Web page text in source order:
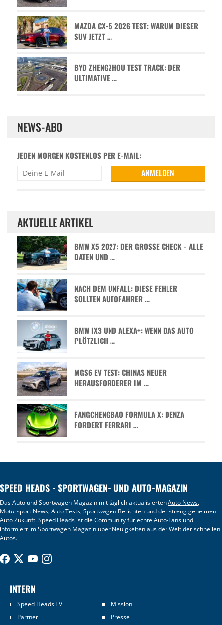
MAZDA CX-5 2026 TEST: WARUM DIESER
SUV JETZT …
BYD ZHENGZHOU TEST TRACK: DER
ULTIMATIVE …
NEWS-ABO
JEDEN MORGEN KOSTENLOS PER E-MAIL:
AKTUELLE ARTIKEL
BMW X5 2027: DER GROSSE CHECK - ALLE D
ATEN UND …
NACH DEM UNFALL: DIESE FEHLER
SOLLTEN AUTOFAHRER …
BMW IX3 UND ALEXA+: WENN DAS AUTO
PLÖTZLICH …
MGS6 EV TEST: CHINAS NEUER
HERAUSFORDERER IM …
FANGCHENGBAO FORMULA X: DENZA
FORDERT FERRARI …
SPEED HEADS - SPORTWAGEN- UND AUTO-MAGAZIN
Das Auto und Sportwagen Magazin mit täglich aktualisiertenAuto News,
Motorsport News,Auto Tests, Sportwagen Berichten und der streng geheimen
Auto Zukunft. Speed Heads ist die Community für echte Auto-Fans und
informiert imSportwagen Magazin über Neuigkeiten aus der Welt der schnellen
Autos.
INTERN
Speed Heads TV
Mission
Partner
Presse